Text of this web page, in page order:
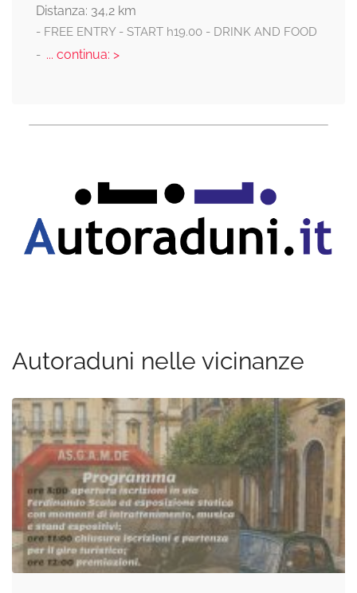
Distanza: 34,2 km
- FREE ENTRY - START h19.00 - DRINK AND FOOD
-... continua: >
Autoraduni nelle vicinanze